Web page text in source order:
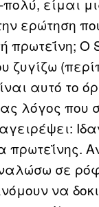
πολύ,
ερώτηση
πρωτεΐνη; Ο
ζυγίζω
αυτό το
λόγος
πρωτεΐνης.
σε
να